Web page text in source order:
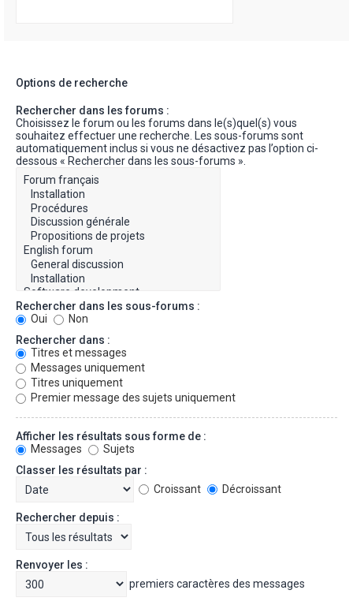
Options de recherche
Rechercher dans les forums :
Choisissez le forum ou les forums dans le(s)quel(s) vous
souhaitez effectuer une recherche. Les sous-forums sont
automatiquement inclus si vous ne désactivez pas l’option ci-
dessous « Rechercher dans les sous-forums ».
Rechercher dans les sous-forums :
Oui
Non
Rechercher dans :
Titres et messages
Messages uniquement
Titres uniquement
Premier message des sujets uniquement
Afficher les résultats sous forme de :
Messages
Sujets
Classer les résultats par :
Croissant
Décroissant
Rechercher depuis :
Renvoyer les :
premiers caractères des messages